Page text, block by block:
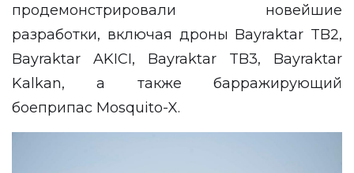
продемонстрировали новейшие
разработки, включая дроны Bayraktar TB2,
Bayraktar AKICI, Bayraktar TB3, Bayraktar
Kalkan, а также барражирующий
боеприпас Mosquito-X.